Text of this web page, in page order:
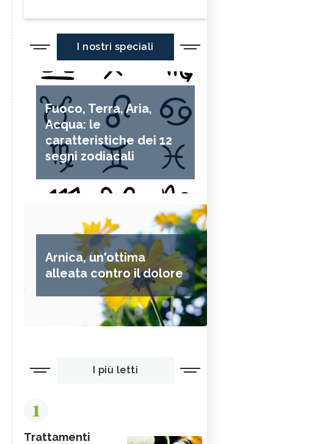
I nostri speciali
Fuoco, Terra, Aria,
Acqua: le
caratteristiche dei 12
segni zodiacali
Arnica, un'ottima
alleata contro il dolore
I più letti
1
Trattamenti